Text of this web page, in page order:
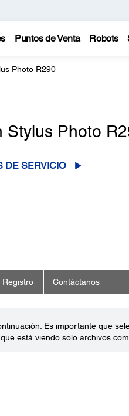
Puntos de Venta Robots
Photo R290
Stylus Photo
DE SERVICIO
Registro Contáctanos
Es importante que
está viendo solo archivos